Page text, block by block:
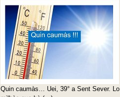
Quin caumàs… Uei, 39° a Sent Sever. Lo